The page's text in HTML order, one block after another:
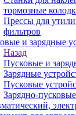
тормозные
Прессы для
фильтров
и зарядные
Назад
Пусковые и
Зарядные
Пусковые
Зарядно-